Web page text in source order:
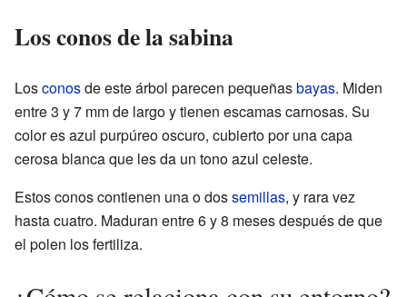
Los conos de la sabina
Losconosde este árbol parecen pequeñasbayas. Miden
entre 3 y 7 mm de largo y tienen escamas carnosas. Su
color es azul purpúreo oscuro, cubierto por una capa
cerosa blanca que les da un tono azul celeste.
Estos conos contienen una o dossemillas, y rara vez
hasta cuatro. Maduran entre 6 y 8 meses después de que
el polen los fertiliza.